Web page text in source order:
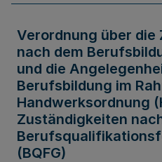
Verordnung über
nach dem
und die
Berufsbildung im
Handwerksordnung
Zuständigkeiten
(BQFG)